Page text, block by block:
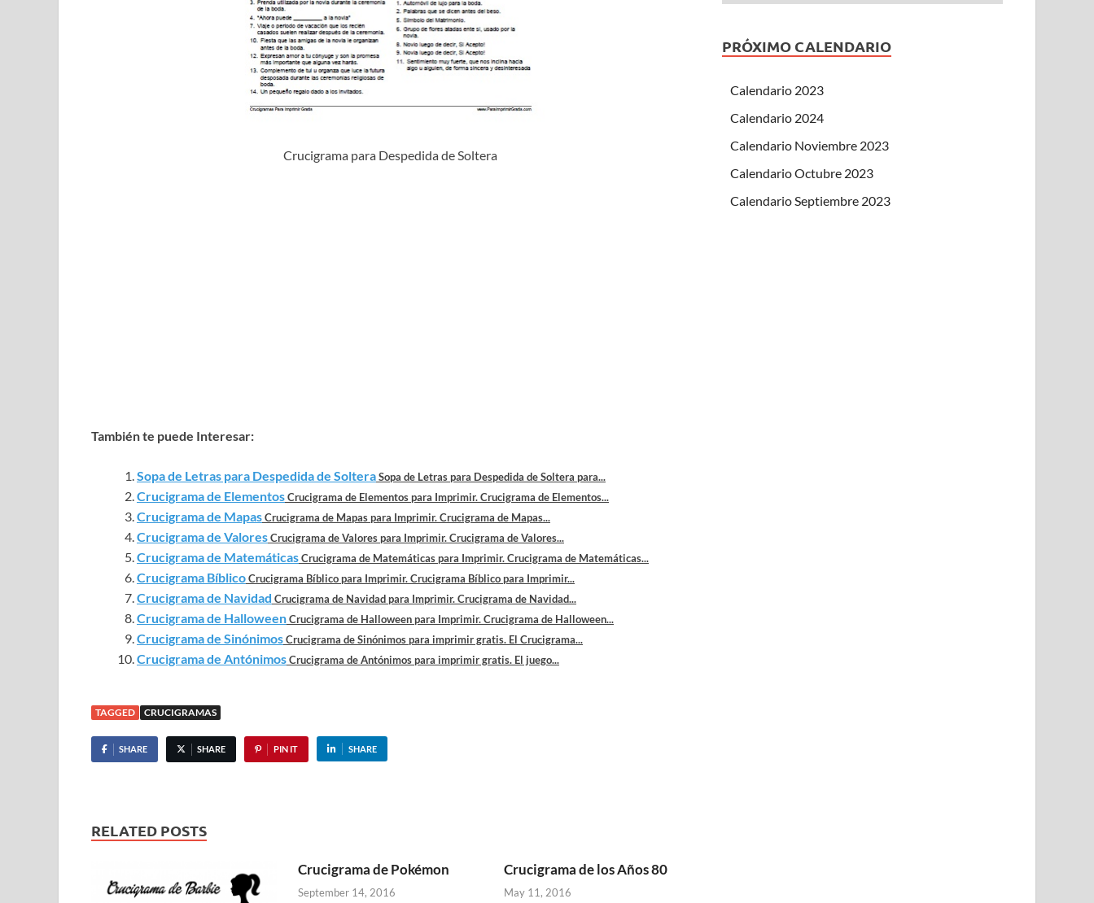
Crucigrama para Despedida de Soltera
También te puede Interesar:
Sopa de Letras para Despedida de SolteraSopa de Letras para Despedida de Soltera para...
Crucigrama de ElementosCrucigrama de Elementos para Imprimir. Crucigrama de Elementos...
Crucigrama de MapasCrucigrama de Mapas para Imprimir. Crucigrama de Mapas...
Crucigrama de ValoresCrucigrama de Valores para Imprimir. Crucigrama de Valores...
Crucigrama de MatemáticasCrucigrama de Matemáticas para Imprimir. Crucigrama de Matemáticas...
Crucigrama BíblicoCrucigrama Bíblico para Imprimir. Crucigrama Bíblico para Imprimir...
Crucigrama de Navidad Crucigrama de Navidad para Imprimir. Crucigrama de Navidad...
Crucigrama de HalloweenCrucigrama de Halloween para Imprimir. Crucigrama de Halloween...
Crucigrama de SinónimosCrucigrama de Sinónimos para imprimir gratis. El Crucigrama...
Crucigrama de AntónimosCrucigrama de Antónimos para imprimir gratis. El juego...
TAGGED CRUCIGRAMAS
SHARE SHARE PIN IT SHARE
RELATED POSTS
Crucigrama de Pokémon
September 14, 2016
Crucigrama de los Años 80
May 11, 2016
PRÓXIMO CALENDARIO
Calendario 2023
Calendario 2024
Calendario Noviembre 2023
Calendario Octubre 2023
Calendario Septiembre 2023